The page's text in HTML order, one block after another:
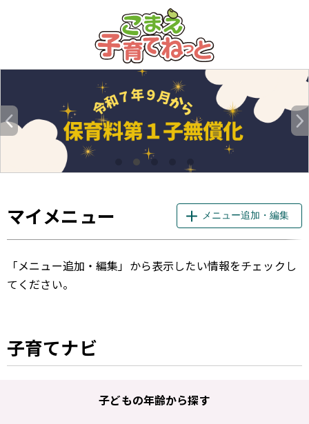
このページの本文へ
マイメニュー メニュー追加・編集
「メニュー追加・編集」から表示したい情報をチェックし
てください。
子育てナビ
子どもの年齢から探す